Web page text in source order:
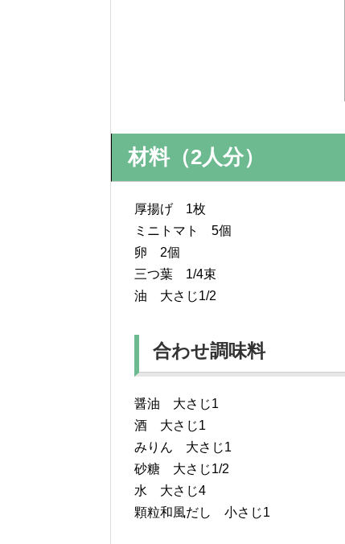
材料（2人分）
厚揚げ 1枚
ミニトマト 5個
卵 2個
三つ葉 1/4束
油 大さじ1/2
合わせ調味料
醤油 大さじ1
酒 大さじ1
みりん 大さじ1
砂糖 大さじ1/2
水 大さじ4
顆粒和風だし 小さじ1